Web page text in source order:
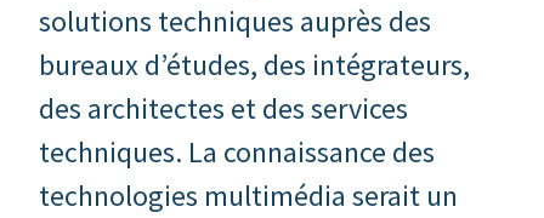
solutions techniques auprès des
bureaux d’études, des intégrateurs,
des architectes et des services
techniques. La connaissance des
technologies multimédia serait un